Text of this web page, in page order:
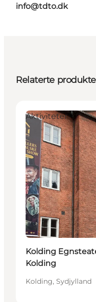
info@tdto.dk
Relaterte
Aktiviteter
Kolding
Kolding
Kolding, Sydjylland